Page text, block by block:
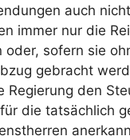
auch
immer nur die
sofern sie
gebracht
den
die tatsächlich